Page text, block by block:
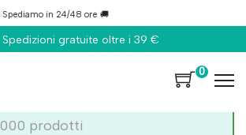
in 24/48 ore 🚚
Spedizioni gratuite oltre i 39 €
0